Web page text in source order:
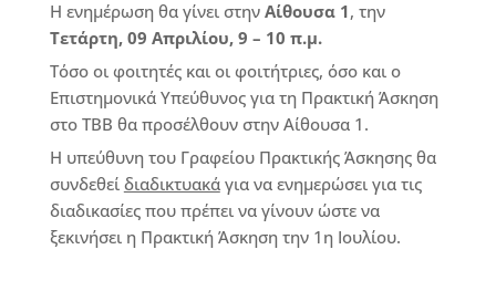
Η ενημέρωση θα γίνει στηνΑίθουσα 1, την
Τετάρτη, 09 Απριλίου, 9 – 10 π.μ.
Τόσο οι φοιτητές και οι φοιτήτριες, όσο και ο
Επιστημονικά Υπεύθυνος για τη Πρακτική Άσκηση
στο ΤΒΒ θα προσέλθουν στην Αίθουσα 1.
Η υπεύθυνη του Γραφείου Πρακτικής Άσκησης θα
συνδεθεί διαδικτυακάγια να ενημερώσει για τις
διαδικασίες που πρέπει να γίνουν ώστε να
ξεκινήσει η Πρακτική Άσκηση την 1η Ιουλίου.